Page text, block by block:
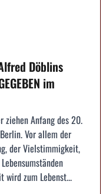
Döblins
im
ziehen Anfang des 20.
Vor allem der
der Vielstimmigkeit,
wird zum Lebenst...